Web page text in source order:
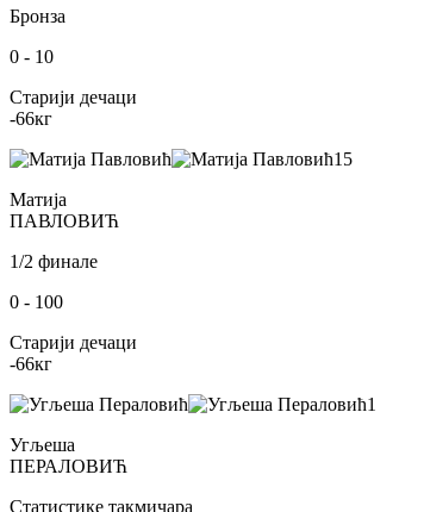
Бронза
0 - 10
Старији дечаци
-66кг
15
Матија
ПАВЛОВИЋ
1/2 финале
0 - 100
Старији дечаци
-66кг
1
Угљеша
ПЕРАЛОВИЋ
Статистике такмичара